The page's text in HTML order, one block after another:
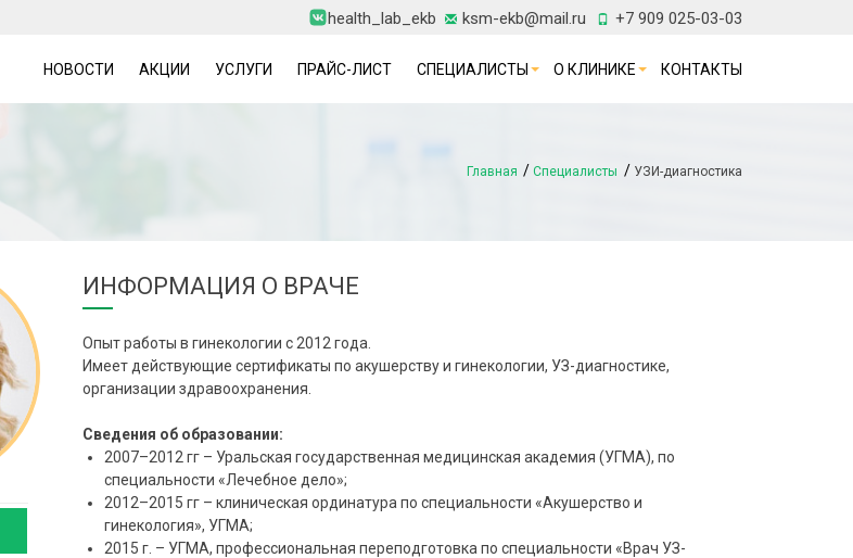
+7 909 025-03-03
ksm-ekb@mail.ru
health_lab_ekb
НОВОСТИ АКЦИИ УСЛУГИ ПРАЙС-ЛИСТ СПЕЦИАЛИСТЫ О КЛИНИКЕ КОНТАКТЫ
Главная Специалисты УЗИ-диагностика
ИНФОРМАЦИЯ О ВРАЧЕ
Опыт работы в гинекологии с 2012 года.
Имеет действующие сертификаты по акушерству и гинекологии, УЗ-диагностике,
организации здравоохранения.
Сведения об образовании:
2007–2012 гг – Уральская государственная медицинская академия (УГМА), по
специальности «Лечебное дело»;
2012–2015 гг – клиническая ординатура по специальности «Акушерство и
гинекология», УГМА;
2015 г. – УГМА, профессиональная переподготовка по специальности «Врач УЗ-